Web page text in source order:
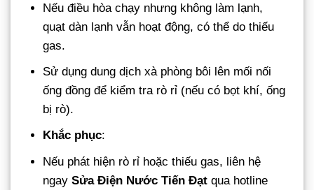
Nếu điều hòa chạy nhưng không làm lạnh,
quạt dàn lạnh vẫn hoạt động, có thể do thiếu
gas.
Sử dụng dung dịch xà phòng bôi lên mối nối
ống đồng để kiểm tra rò rỉ (nếu có bọt khí, ống
bị rò).
Khắc phục:
Nếu phát hiện rò rỉ hoặc thiếu gas, liên hệ
ngaySửa Điện Nước Tiến Đạt qua hotline